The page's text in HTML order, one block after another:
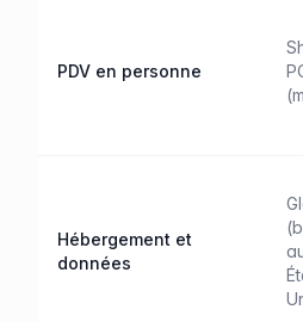
PDV en personne
Hébergement et
données